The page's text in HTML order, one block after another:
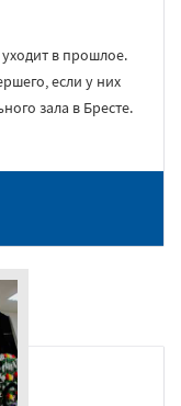
в прошлое.
если у них
зала в Бресте.